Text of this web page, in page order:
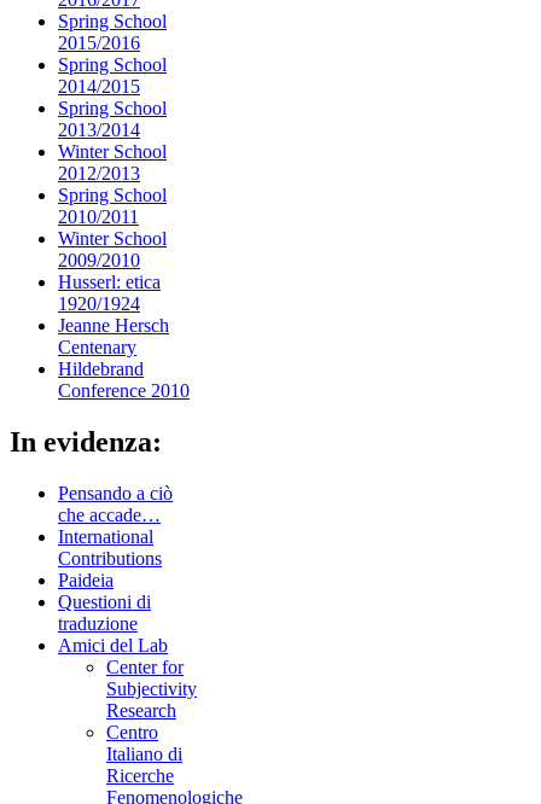
Spring School
2015/2016
Spring School
2014/2015
Spring School
2013/2014
Winter School
2012/2013
Spring School
2010/2011
Winter School
2009/2010
Husserl: etica
1920/1924
Jeanne Hersch
Centenary
Hildebrand
Conference 2010
In evidenza:
Pensando a ciò
che accade…
International
Contributions
Paideia
Questioni di
traduzione
Amici del Lab
Center for
Subjectivity
Research
Centro
Italiano di
Ricerche
Fenomenologiche